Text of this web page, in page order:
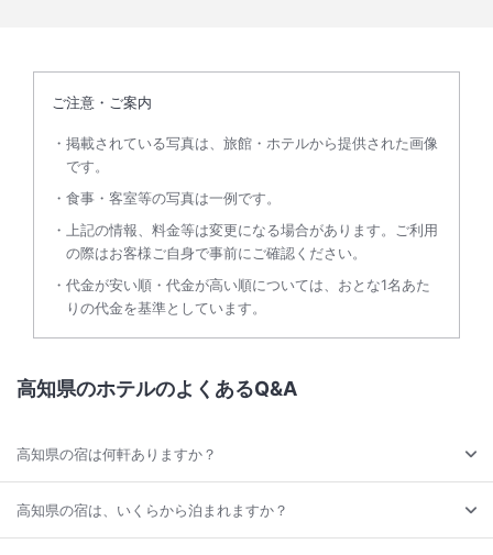
ご注意・ご案内
掲載されている写真は、旅館・ホテルから提供された画像
です。
食事・客室等の写真は一例です。
上記の情報、料金等は変更になる場合があります。ご利用
の際はお客様ご自身で事前にご確認ください。
代金が安い順・代金が高い順については、おとな1名あた
りの代金を基準としています。
高知県のホテルのよくあるQ&A
高知県の宿は何軒ありますか？
高知県の宿は、いくらから泊まれますか？